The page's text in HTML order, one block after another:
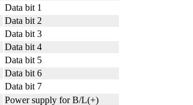
Data bit 1
Data bit 2
Data bit 3
Data bit 4
Data bit 5
Data bit 6
Data bit 7
Power supply for B/L(+)